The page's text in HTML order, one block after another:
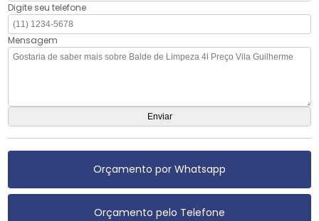
Digite seu telefone
Mensagem
Orçamento por Whatsapp
Orçamento pelo Telefone